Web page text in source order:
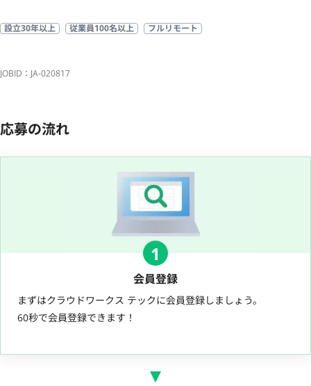
設立30年以上 従業員100名以上 フルリモート
JOBID：JA-020817
応募の流れ
1
会員登録
まずはクラウドワークス テックに会員登録しましょう。
60秒で会員登録できます！